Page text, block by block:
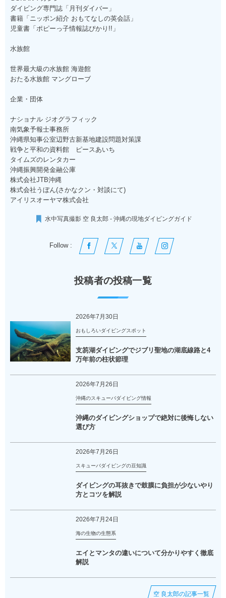
ダイビング専門誌「月刊ダイバー」
書籍「ニッポン紹介 おもてなしの英会話」
児童書「ポピーっ子情報誌ぴかり!!」
水族館
世界最大級の水族館 海遊館
おたる水族館 マングローブ
企業・団体
ナショナル ジオグラフィック
南気象予報士事務所
沖縄県知事公室辺野古新基地建設問題対策課
戦争と平和の資料館 ピースあいち
タイムズのレンタカー
沖縄振興開発金融公庫
株式会社JTB沖縄
株式会社うぼん(さかなクン・対談にて)
アイリスオーヤマ株式会社
水中写真撮影 空 良太郎 - 沖縄の現地ダイビングガイド
Follow :
投稿者の投稿一覧
2026年7月30日
おもしろいダイビングスポット
支笏湖ダイビングでジブリ聖地の湖底線路と4
万年前の柱状節理
2026年7月26日
沖縄のスキューバダイビング情報
沖縄のダイビングショップで絶対に後悔しない
選び方
2026年7月26日
スキューバダイビングの豆知識
ダイビングの耳抜きで鼓膜に負担が少ないやり
方とコツを解説
2026年7月24日
海の生物の生態系
エイとマンタの違いについて分かりやすく徹底
解説
空 良太郎の記事一覧